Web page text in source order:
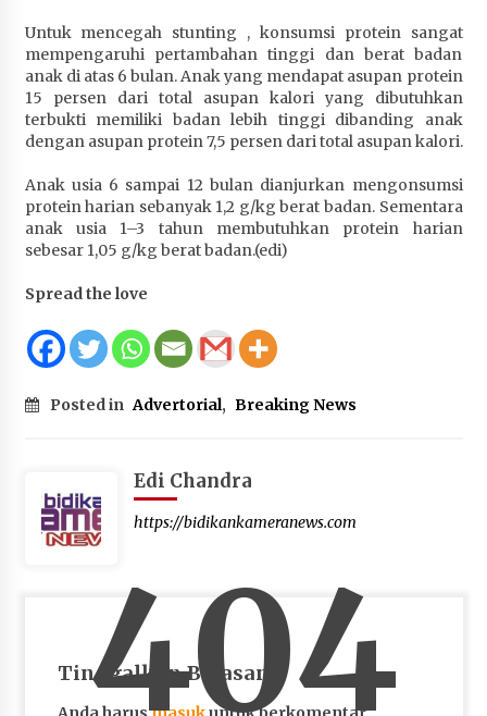
Untuk mencegah stunting , konsumsi protein sangat
mempengaruhi pertambahan tinggi dan berat badan
anak di atas 6 bulan. Anak yang mendapat asupan protein
15 persen dari total asupan kalori yang dibutuhkan
terbukti memiliki badan lebih tinggi dibanding anak
dengan asupan protein 7,5 persen dari total asupan kalori.
Anak usia 6 sampai 12 bulan dianjurkan mengonsumsi
protein harian sebanyak 1,2 g/kg berat badan. Sementara
anak usia 1–3 tahun membutuhkan protein harian
sebesar 1,05 g/kg berat badan.(edi)
Spread the love
Posted in Advertorial, Breaking News
Edi Chandra
https://bidikankameranews.com
Tinggalkan Balasan
404